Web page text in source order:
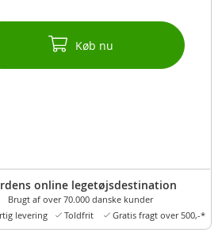
Køb nu
online legetøjsdestination
Brugt af over 70.000 danske kunder
levering
Toldfrit Gratis fragt over 500,-*